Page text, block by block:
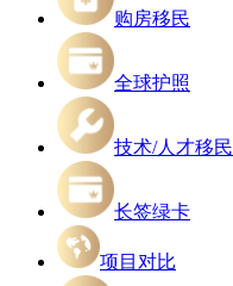
购房移民
全球护照
技术/人才移民
长签绿卡
项目对比